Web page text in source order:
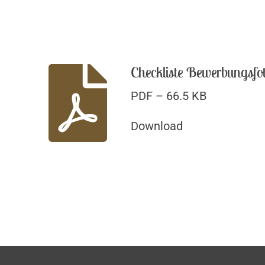
Checkliste
PDF – 66.5 KB
Download